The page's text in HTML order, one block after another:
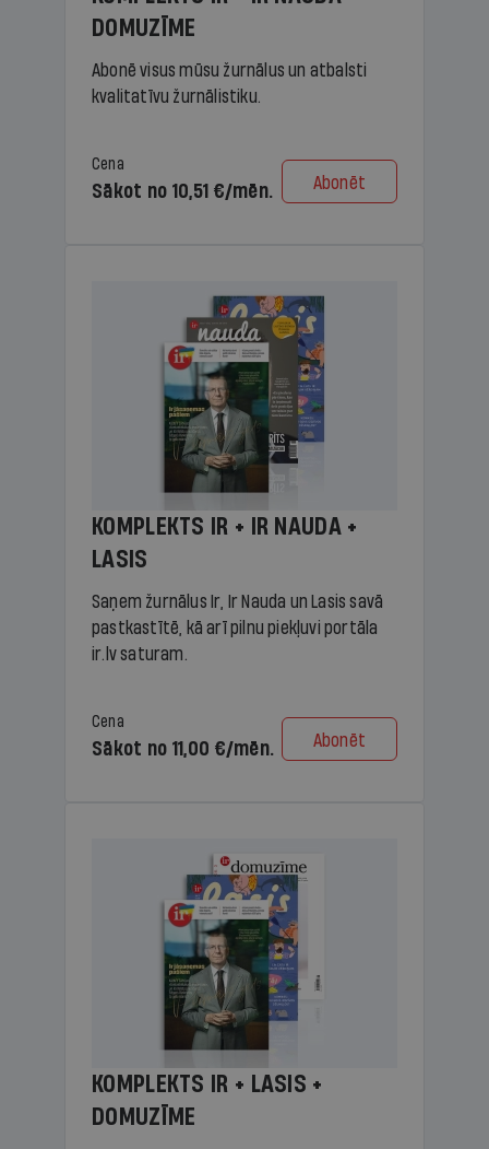
DOMUZĪME
Abonē visus mūsu žurnālus un atbalsti
kvalitatīvu žurnālistiku.
Cena
Sākot no 10,51 €/mēn. Abonēt
KOMPLEKTS IR + IR NAUDA +
LASIS
Saņem žurnālus Ir, Ir Nauda un Lasis savā
pastkastītē, kā arī pilnu piekļuvi portāla
ir.lv saturam.
Cena
Sākot no 11,00 €/mēn. Abonēt
KOMPLEKTS IR + LASIS +
DOMUZĪME